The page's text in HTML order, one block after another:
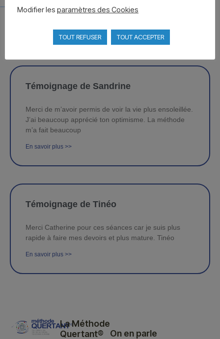
à la
En savoir plus >>
Témoignage de Sandrine
Merci de m’avoir permis de voir la vie plus ensoleillée.
J’ai beaucoup apprécié ton optimisme. La méthode
m’a fait beaucoup
En savoir plus >>
Témoignage de Tinéo
Merci Catherine pour ces séances car je suis plus
rapide à faire mes devoirs et plus mature. Tinéo
En savoir plus >>
La Méthode
Quertant®
On en parle
Modifier les paramètres des Cookies
TOUT REFUSER TOUT ACCEPTER